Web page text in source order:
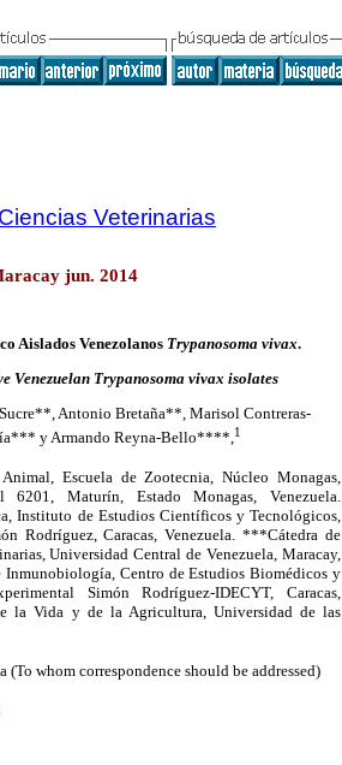
Veterinarias
jun. 2014
Aislados Venezolanos Trypanosoma vivax.
Venezuelan Trypanosoma vivax isolates
Antonio Bretaña**, Marisol Contreras-
y Armando Reyna-Bello****, 1
Escuela de Zootecnia, Núcleo Monagas,
Maturín, Estado Monagas, Venezuela.
Instituto de Estudios Científicos y Tecnológicos,
Rodríguez, Caracas, Venezuela. ***Cátedra de
Universidad Central de Venezuela, Maracay,
Centro de Estudios Biomédicos y
Simón Rodríguez-IDECYT, Caracas,
la Vida y de la Agricultura, Universidad de las
whom correspondence should be addressed)